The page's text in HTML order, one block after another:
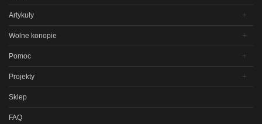
Artykuły
Wolne konopie
Pomoc
Projekty
Sklep
FAQ